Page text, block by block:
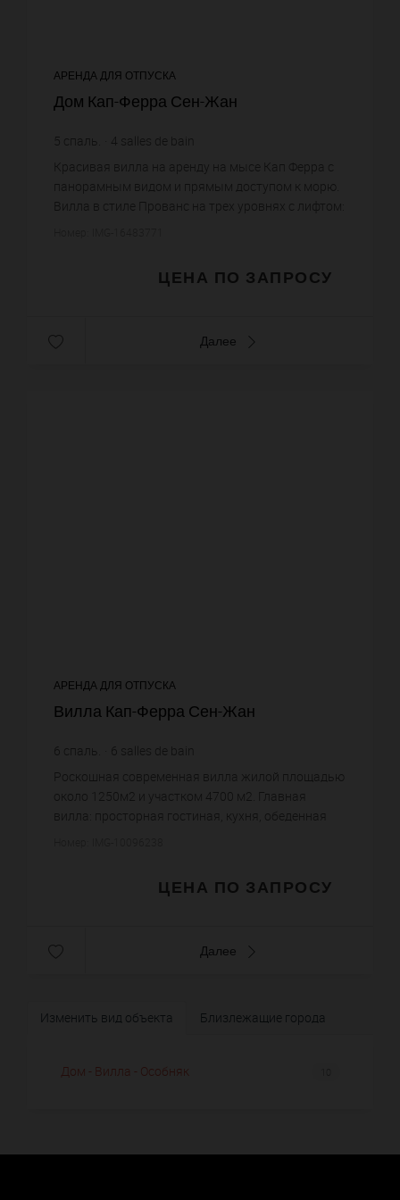
АРЕНДА ДЛЯ ОТПУСКА
Дом Кап-Ферра Сен-Жан
5 спаль. 4 salles de bain
Красивая вилла на аренду на мысе Кап Ферра с
панорамным видом и прямым доступом к морю.
Вилла в стиле Прованс на трех уровнях с лифтом:
ЦЕНА ПО ЗАПРОСУ
Далее
АРЕНДА ДЛЯ ОТПУСКА
Вилла Кап-Ферра Сен-Жан
6 спаль. 6 salles de bain
Роскошная современная вилла жилой площадью
около 1250м2 и участком 4700 м2. Главная
вилла: просторная гостиная, кухня, обеденная
ЦЕНА ПО ЗАПРОСУ
Далее
Изменить вид объекта Близлежащие города
Дом - Вилла - Особняк